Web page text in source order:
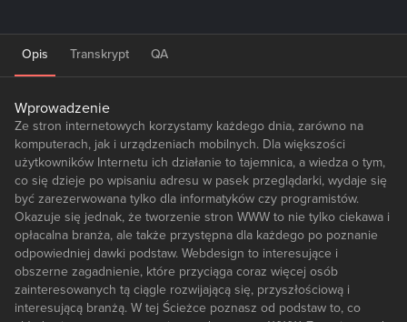
Opis Transkrypt QA
Wprowadzenie
Ze stron internetowych korzystamy każdego dnia, zarówno na
komputerach, jak i urządzeniach mobilnych. Dla większości
użytkowników Internetu ich działanie to tajemnica, a wiedza o tym,
co się dzieje po wpisaniu adresu w pasek przeglądarki, wydaje się
być zarezerwowana tylko dla informatyków czy programistów.
Okazuje się jednak, że tworzenie stron WWW to nie tylko ciekawa i
opłacalna branża, ale także przystępna dla każdego po poznanie
odpowiedniej dawki podstaw. Webdesign to interesujące i
obszerne zagadnienie, które przyciąga coraz więcej osób
zainteresowanych tą ciągle rozwijającą się, przyszłościową i
interesującą branżą. W tej Ścieżce poznasz od podstaw to, co